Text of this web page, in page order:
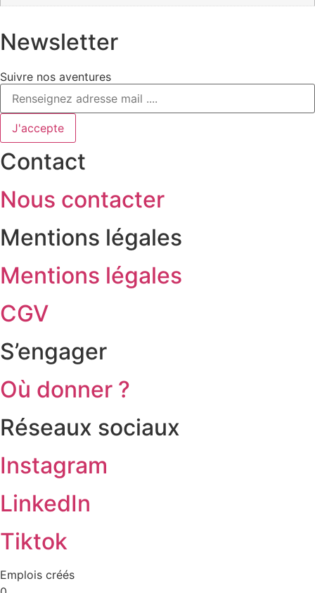
Newsletter
Suivre nos aventures
J'accepte
Contact
Nous contacter
Mentions légales
Mentions légales
CGV
S’engager
Où donner ?
Réseaux sociaux
Instagram
LinkedIn
Tiktok
Emplois créés